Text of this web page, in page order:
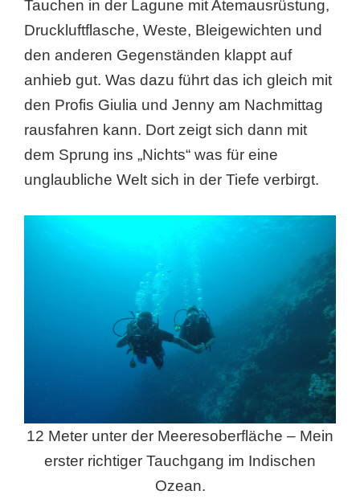
Tauchen in der Lagune mit Atemausrüstung,
Druckluftflasche, Weste, Bleigewichten und
den anderen Gegenständen klappt auf
anhieb gut. Was dazu führt das ich gleich mit
den Profis Giulia und Jenny am Nachmittag
rausfahren kann. Dort zeigt sich dann mit
dem Sprung ins „Nichts“ was für eine
unglaubliche Welt sich in der Tiefe verbirgt.
12 Meter unter der Meeresoberfläche – Mein
erster richtiger Tauchgang im Indischen
Ozean.